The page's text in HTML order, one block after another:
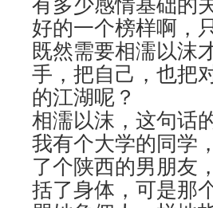
好的一个榜样啊，
既然需要相濡以沫
手，把自己，也把
的江湖呢？
相濡以沫，这句话
我有个大学的同学
了个陕西的男朋友
括了身体，可是那